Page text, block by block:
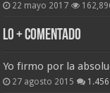
22 mayo 2017
Lo + Comentado
Yo firmo por la
27 agosto 2015 1.456